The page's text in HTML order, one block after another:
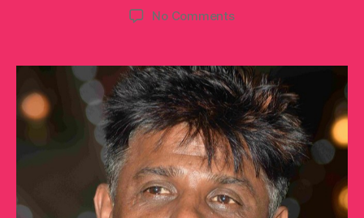
date
No Commentson
ಖಾತರಿಪಡಿಸಿದ
ದುನಿಯಾ
ವಿಜಯ್